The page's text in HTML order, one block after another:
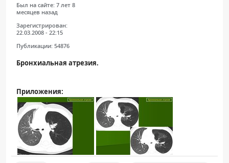
Был на сайте: 7 лет 8
месяцев назад
Зарегистрирован:
22.03.2008 - 22:15
Публикации: 54876
Бронхиальная атрезия.
Приложения: